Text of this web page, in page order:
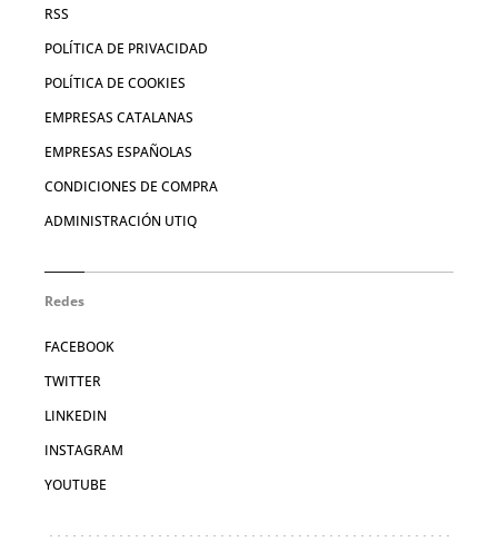
RSS
POLÍTICA DE PRIVACIDAD
POLÍTICA DE COOKIES
EMPRESAS CATALANAS
EMPRESAS ESPAÑOLAS
CONDICIONES DE COMPRA
ADMINISTRACIÓN UTIQ
Redes
FACEBOOK
TWITTER
LINKEDIN
INSTAGRAM
YOUTUBE